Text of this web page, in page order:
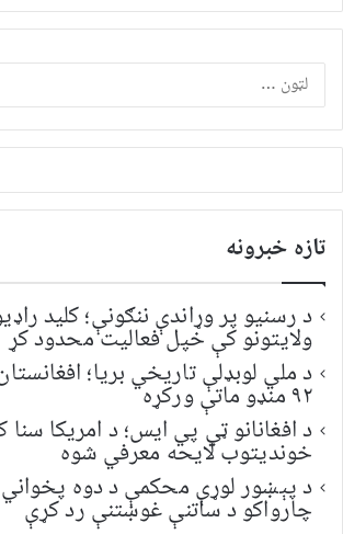
تازه خبرونه
د رسنیو پر وړاندې ننګونې؛ کلید
ولایتونو کې خپل فعالیت محدود کړ
د ملي لوبډلې تاریخي بریا؛
۹۲ منډو ماتې ورکړه
د افغانانو ټي پي ایس؛ د امریکا
خونديتوب لایحه معرفي شوه
د پېښور لوړې محکمې د دوه پخواني
چارواکو د ساتنې غوښتنې رد کړې